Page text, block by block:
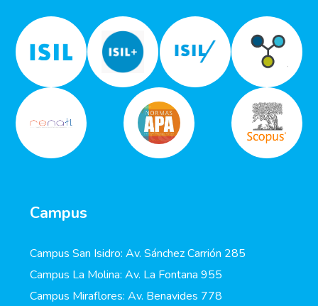
Campus
Campus San Isidro: Av. Sánchez Carrión 285
Campus La Molina: Av. La Fontana 955
Campus Miraflores: Av. Benavides 778